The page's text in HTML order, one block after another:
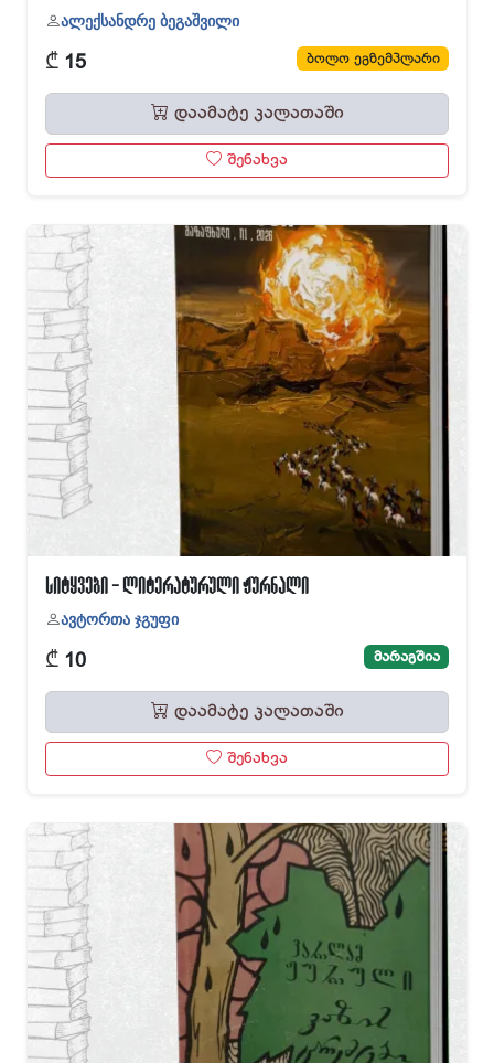
ალექსანდრე ბეგაშვილი
₾ 15 ბოლო ეგზემპლარი
დაამატე კალათაში
შენახვა
სიტყვები - ლიტერატურული ჟურნალი
ავტორთა ჯგუფი
₾ 10 მარაგშია
დაამატე კალათაში
შენახვა